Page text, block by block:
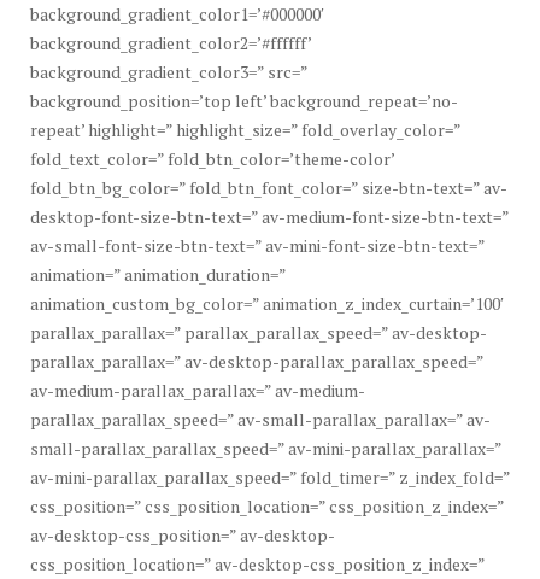
background_gradient_color1=’#000000′
background_gradient_color2=’#ffffff’
background_gradient_color3=” src=”
background_position=’top left’ background_repeat=’no-
repeat’ highlight=” highlight_size=” fold_overlay_color=”
fold_text_color=” fold_btn_color=’theme-color’
fold_btn_bg_color=” fold_btn_font_color=” size-btn-text=” av-
desktop-font-size-btn-text=” av-medium-font-size-btn-text=”
av-small-font-size-btn-text=” av-mini-font-size-btn-text=”
animation=” animation_duration=”
animation_custom_bg_color=” animation_z_index_curtain=’100′
parallax_parallax=” parallax_parallax_speed=” av-desktop-
parallax_parallax=” av-desktop-parallax_parallax_speed=”
av-medium-parallax_parallax=” av-medium-
parallax_parallax_speed=” av-small-parallax_parallax=” av-
small-parallax_parallax_speed=” av-mini-parallax_parallax=”
av-mini-parallax_parallax_speed=” fold_timer=” z_index_fold=”
css_position=” css_position_location=” css_position_z_index=”
av-desktop-css_position=” av-desktop-
css_position_location=” av-desktop-css_position_z_index=”